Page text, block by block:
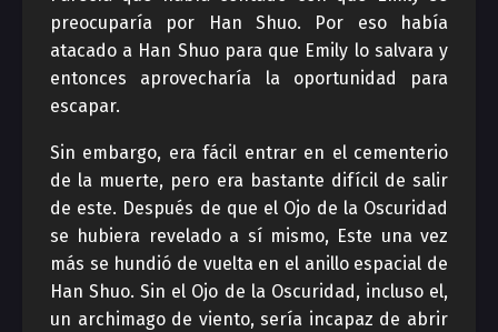
preocuparía por Han Shuo. Por eso había
atacado a Han Shuo para que Emily lo salvara y
entonces aprovecharía la oportunidad para
escapar.
Sin embargo, era fácil entrar en el cementerio
de la muerte, pero era bastante difícil de salir
de este. Después de que el Ojo de la Oscuridad
se hubiera revelado a sí mismo, Este una vez
más se hundió de vuelta en el anillo espacial de
Han Shuo. Sin el Ojo de la Oscuridad, incluso el,
un archimago de viento, sería incapaz de abrir